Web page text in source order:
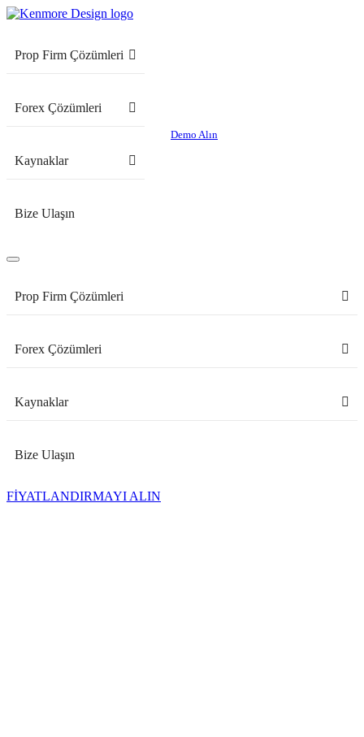
Prop Firm Çözümleri
Forex Çözümleri
Kaynaklar
Bize Ulaşın
Demo Alın
Prop Firm Çözümleri
Forex Çözümleri
Kaynaklar
Bize Ulaşın
FİYATLANDIRMAYI ALIN